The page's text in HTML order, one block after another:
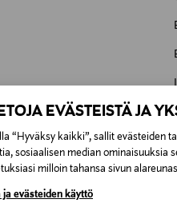
EVÄSTEISTÄ JA
“Hyväksy kaikki”, sallit evästeiden
sosiaalisen median ominaisuuksia
milloin tahansa sivun
ja evästeiden käyttö